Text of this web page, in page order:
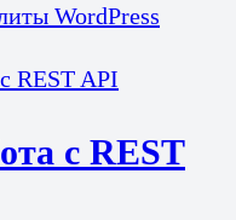
WordPress
с REST